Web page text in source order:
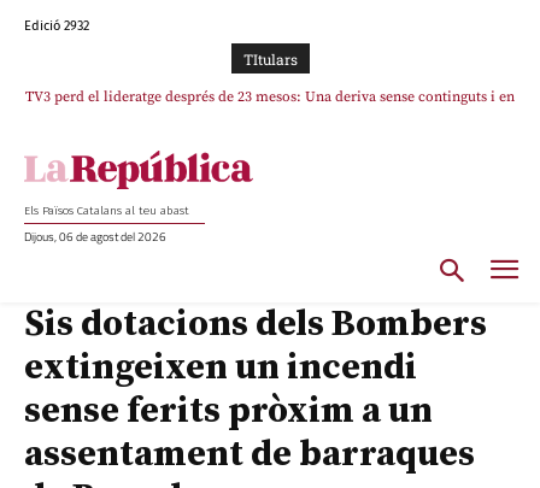
Edició 2932
TItulars
TV3 perd el lideratge després de 23 mesos: Una deriva sense continguts i en
Els Països Catalans al teu abast
Dijous, 06 de agost del 2026
Sis dotacions dels Bombers
extingeixen un incendi
sense ferits pròxim a un
assentament de barraques